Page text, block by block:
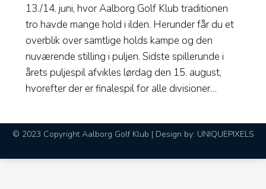
13./14. juni, hvor Aalborg Golf Klub traditionen
tro havde mange hold i ilden. Herunder får du et
overblik over samtlige holds kampe og den
nuværende stilling i puljen. Sidste spillerunde i
årets puljespil afvikles lørdag den 15. august,
hvorefter der er finalespil for alle divisioner…
© 2023 Copyright Aalborg Golf Klub | Design by: UNIQUEPIXELS